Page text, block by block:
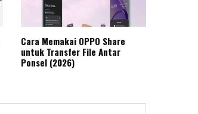
Cara Memakai OPPO Share
untuk Transfer File Antar
Ponsel (2026)